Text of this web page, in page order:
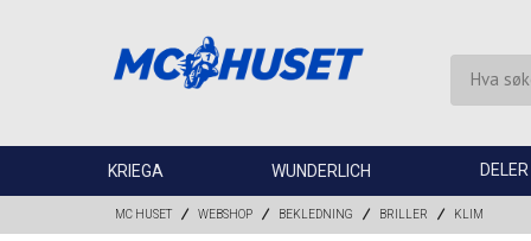
KRIEGA WUNDERLICH DELER
MC HUSET WEBSHOP BEKLEDNING BRILLER KLIM